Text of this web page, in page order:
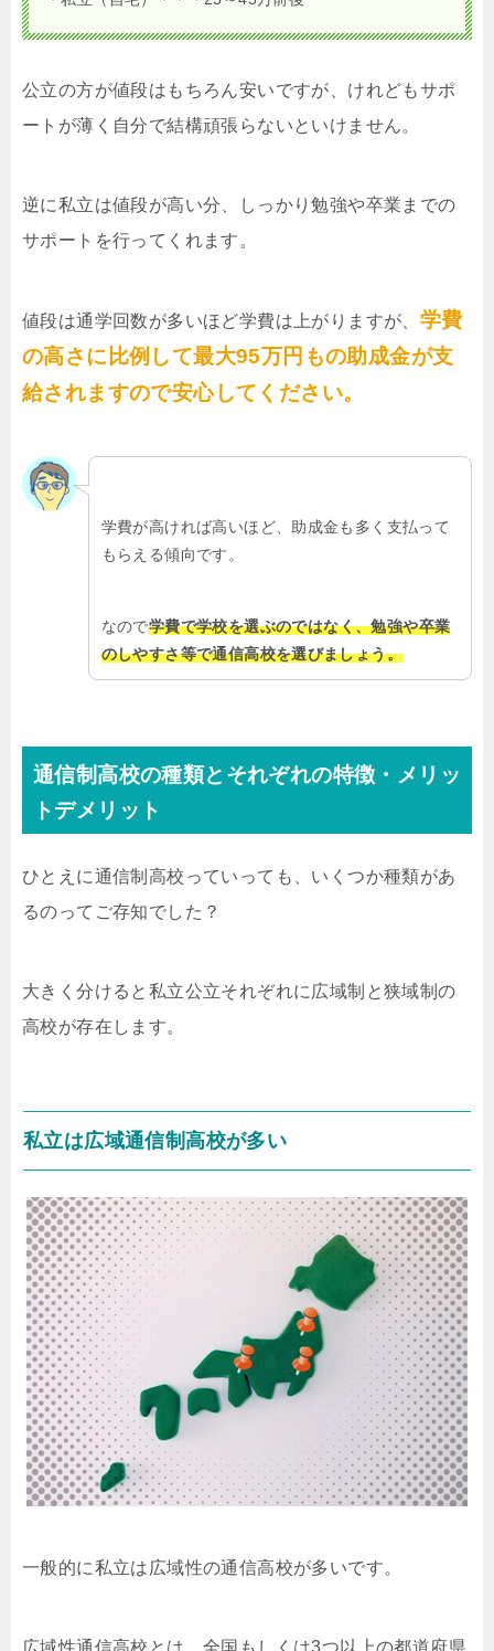
公立の方が値段はもちろん安いですが、けれどもサポ
ートが薄く自分で結構頑張らないといけません。
逆に私立は値段が高い分、しっかり勉強や卒業までの
サポートを行ってくれます。
値段は通学回数が多いほど学費は上がりますが、 学費
の高さに比例して最大95万円もの助成金が支
給されますので安心してください。
学費が高ければ高いほど、助成金も多く支払って
もらえる傾向です。
なので学費で学校を選ぶのではなく、勉強や卒業
のしやすさ等で通信高校を選びましょう。
通信制高校の種類とそれぞれの特徴・メリッ
トデメリット
ひとえに通信制高校っていっても、いくつか種類があ
るのってご存知でした？
大きく分けると私立公立それぞれに広域制と狭域制の
高校が存在します。
私立は広域通信制高校が多い
一般的に私立は広域性の通信高校が多いです。